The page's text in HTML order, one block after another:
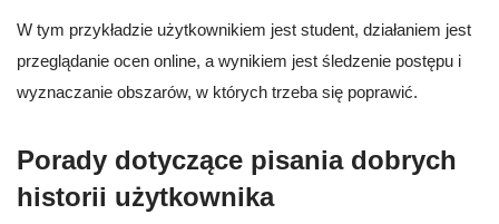
W tym przykładzie użytkownikiem jest student, działaniem jest
przeglądanie ocen online, a wynikiem jest śledzenie postępu i
wyznaczanie obszarów, w których trzeba się poprawić.
Porady dotyczące pisania dobrych
historii użytkownika